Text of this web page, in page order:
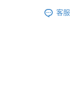
客服